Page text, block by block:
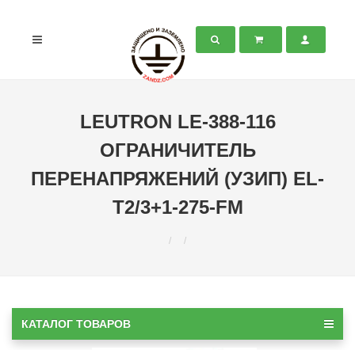
LEUTRON LE-388-116
ОГРАНИЧИТЕЛЬ
ПЕРЕНАПРЯЖЕНИЙ (УЗИП) EL-
T2/3+1-275-FM
КАТАЛОГ ТОВАРОВ